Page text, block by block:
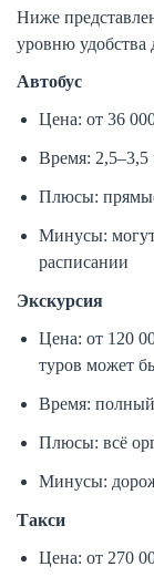
Ниже
уровню удобства
Автобус
Цена: от 36
Время: 2,5–3,5
Плюсы:
Минусы: могут
расписании
Экскурсия
Цена: от 120
туров может
Время:
Плюсы: всё
Минусы:
Такси
Цена: от 270